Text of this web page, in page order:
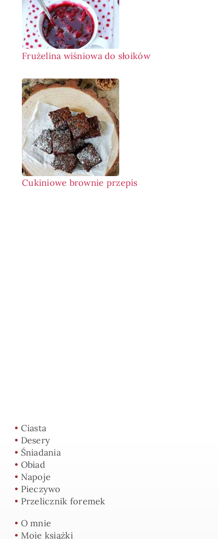
Frużelina wiśniowa do słoików
Cukiniowe brownie przepis
• Ciasta
• Desery
• Śniadania
• Obiad
• Napoje
• Pieczywo
• Przelicznik foremek
• O mnie
• Moje książki